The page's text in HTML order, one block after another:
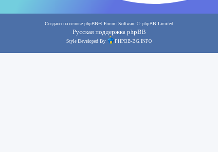
Создано на основе phpBB® Forum Software © phpBB Limited
Русская поддержка phpBB
Style Developed By PHPBB-BG.INFO